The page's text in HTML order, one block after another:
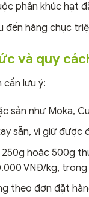
phân khúc hạt
hàng chục
và quy
lưu ý:
sản như Moka,
sẵn, vì giữ
250g hoặc 500g
VNĐ/kg,
theo đơn đặt